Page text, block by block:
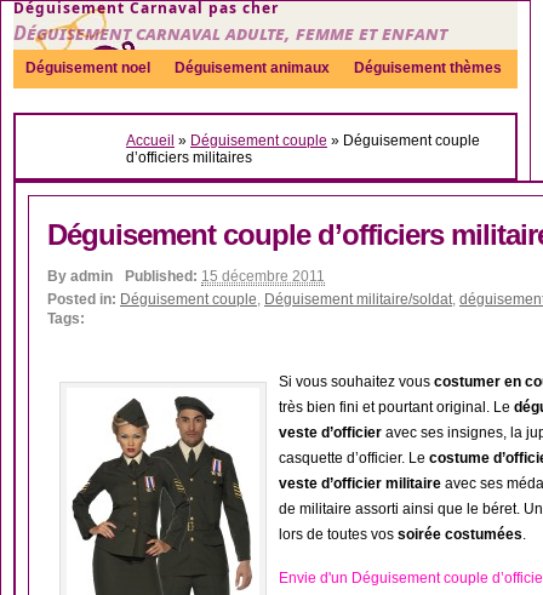
Déguisement Carnaval pas cher
Déguisement carnaval adulte, femme et enfant
Déguisement noel Déguisement animaux Déguisement thèmes
Sexy Déguisement couple Déguisements par genre Idées
Accueil » Déguisement couple » Déguisement couple
d’officiers militaires
Déguisement couple d’officiers
By admin Published: 15 décembre 2011
Posted in: Déguisement couple, Déguisement militaire/soldat,
Tags:
Si vous souhaitez vous costumer en
très bien fini et pourtant original. Le
veste d’officier avec ses insignes, la
casquette d’officier. Le costume
veste d’officier militaire avec ses
de militaire assorti ainsi que le béret.
lors de toutes vos soirée costumées.
Envie d'un Déguisement couple